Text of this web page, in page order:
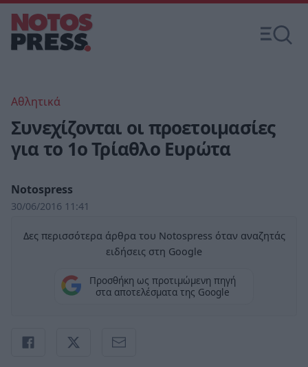
Αθλητικά
Συνεχίζονται οι προετοιμασίες
για το 1ο Τρίαθλο Ευρώτα
Notospress
30/06/2016 11:41
Δες περισσότερα άρθρα του Notospress όταν αναζητάς
ειδήσεις στη Google
Προσθήκη ως προτιμώμενη πηγή
στα αποτελέσματα της Google